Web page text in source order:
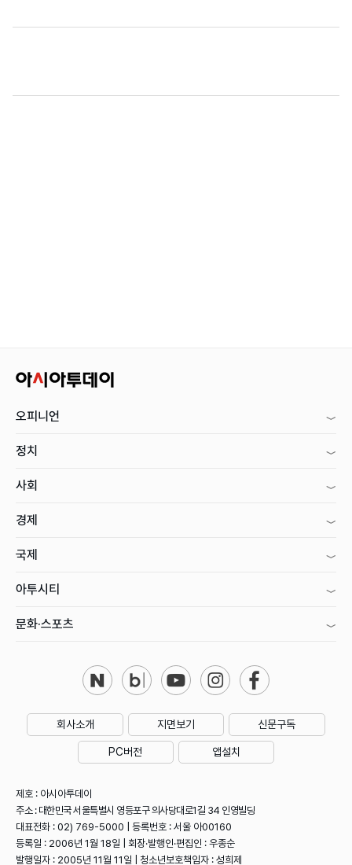
오피니언
정치
사회
경제
국제
아투시티
문화·스포츠
회사소개 지면보기 신문구독
PC버전 앱설치
제호 : 아시아투데이
주소 : 대한민국 서울특별시 영등포구 의사당대로1길 34 인영빌딩
대표전화 : 02) 769-5000 | 등록번호 : 서울 아00160
등록일 : 2006년 1월 18일 | 회장·발행인·편집인 : 우종순
발행일자 : 2005년 11월 11일 | 청소년보호책임자 : 성희제